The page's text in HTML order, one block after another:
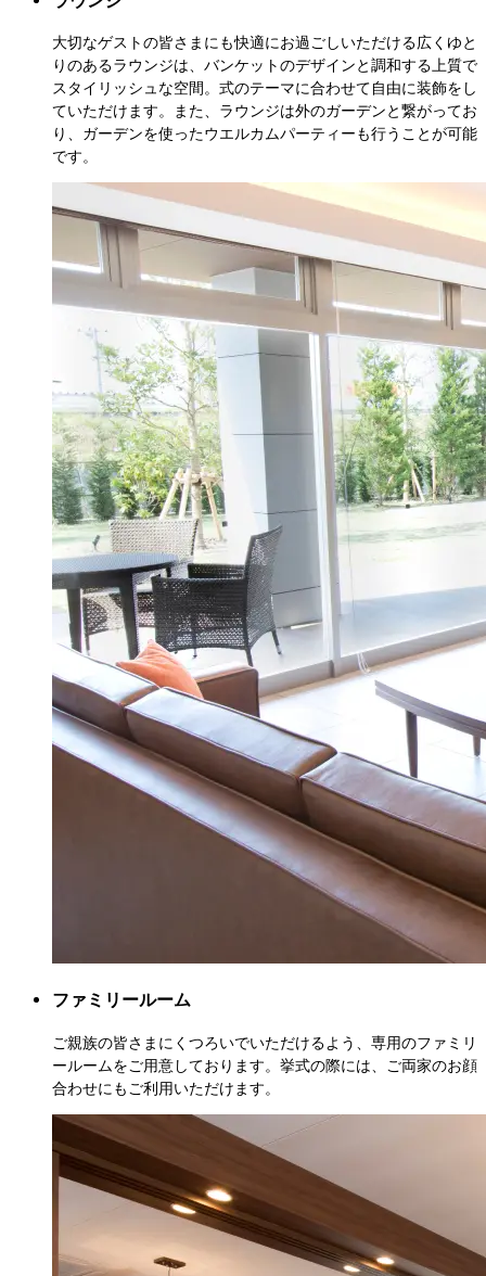
大切なゲストの皆さまにも快適にお過ごしいただける広くゆと
りのあるラウンジは、バンケットのデザインと調和する上質で
スタイリッシュな空間。式のテーマに合わせて自由に装飾をし
ていただけます。また、ラウンジは外のガーデンと繋がってお
り、ガーデンを使ったウエルカムパーティーも行うことが可能
です。
ファミリールーム
ご親族の皆さまにくつろいでいただけるよう、専用のファミリ
ールームをご用意しております。挙式の際には、ご両家のお顔
合わせにもご利用いただけます。